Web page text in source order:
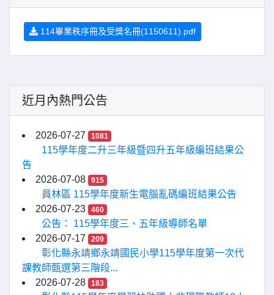
114畢業秩序冊及受獎名冊(1150611).pdf
近月內熱門公告
2026-07-27 1081
115學年度二升三年級暨四升五年級編班結果公
告
2026-07-08
915
員林區 115學年度新生電腦亂碼編班結果公告
2026-07-23
460
公告： 115學年度三、五年級導師名單
2026-07-17
209
彰化縣永靖鄉永靖國民小學115學年度第一次代
課教師甄選第三階段...
2026-07-28
183